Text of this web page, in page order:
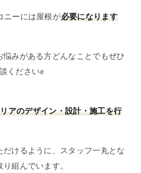
ニーには屋根が必要になります
みがある方どんなことでもぜひ
ください✊
アのデザイン・設計・施工を行
だけるように、スタッフ一丸とな
組んでいます。